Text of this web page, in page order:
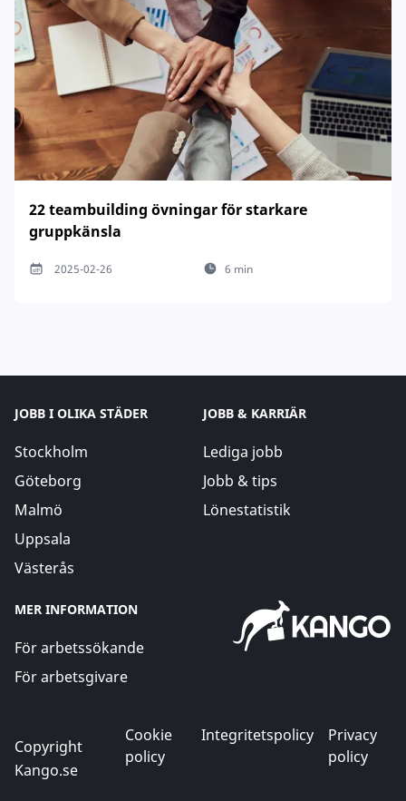
22 teambuilding övningar för starkare
gruppkänsla
2025-02-26 6 min
JOBB I OLIKA STÄDER
Stockholm
Göteborg
Malmö
Uppsala
Västerås
JOBB & KARRIÄR
Lediga jobb
Jobb & tips
Lönestatistik
MER INFORMATION
För arbetssökande
För arbetsgivare
Copyright
Kango.se
Cookie
policy
Integritetspolicy
Privacy
policy